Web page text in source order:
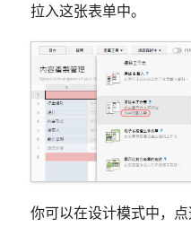
拉入这张表单中。
你可以在设计模式中，